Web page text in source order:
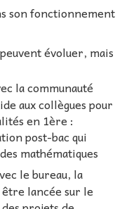
son fonctionnement
évoluer, mais
la communauté
aux collègues pour
en 1ère :
post-bac qui
mathématiques
le bureau, la
lancée sur le